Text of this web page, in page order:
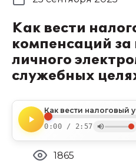
Как вести
компенсаций за
личного
служебных
0:00 / 2:57
1865